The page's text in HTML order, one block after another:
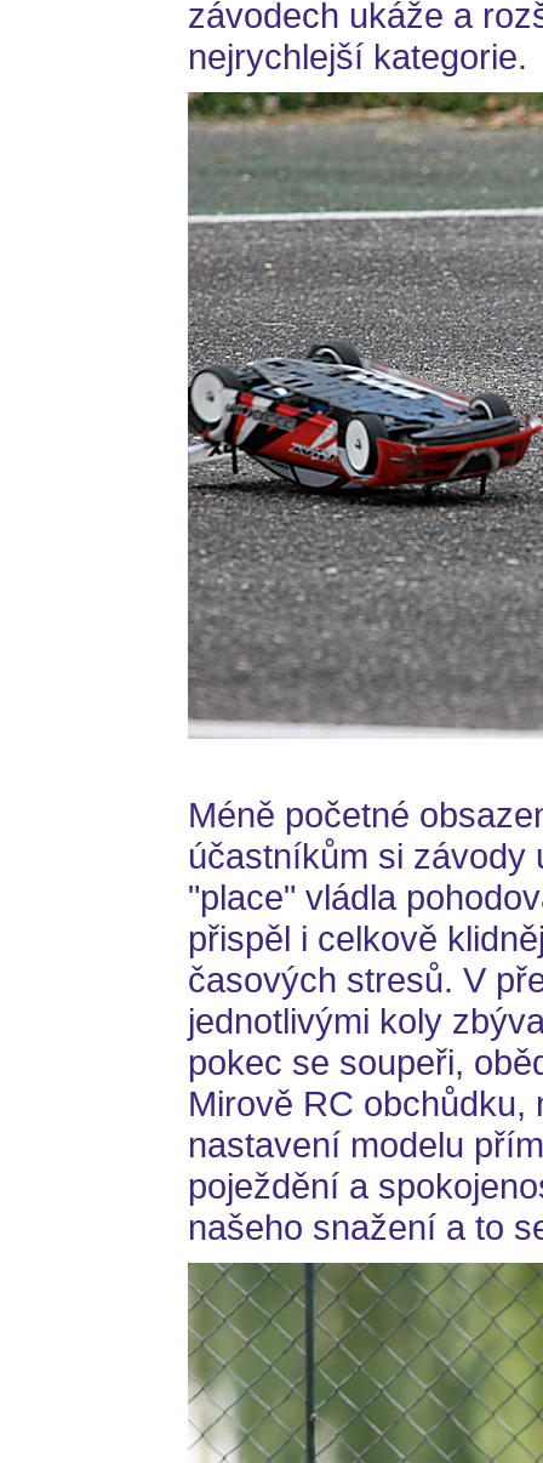
závodech ukáže a
nejrychlejší kategorie.
Méně početné
účastníkům si závody
"place" vládla
přispěl i celkově
časových stresů. V
jednotlivými koly
pokec se soupeři,
Mirově RC
nastavení modelu
poježdění a
našeho snažení a to